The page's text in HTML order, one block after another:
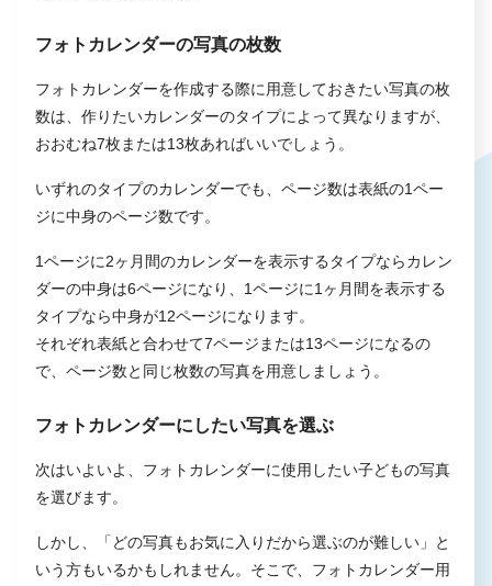
フォトカレンダーの写真の枚数
フォトカレンダーを作成する際に用意しておきたい写真の枚
数は、作りたいカレンダーのタイプによって異なりますが、
おおむね7枚または13枚あればいいでしょう。
いずれのタイプのカレンダーでも、ページ数は表紙の1ペー
ジに中身のページ数です。
1ページに2ヶ月間のカレンダーを表示するタイプならカレン
ダーの中身は6ページになり、1ページに1ヶ月間を表示する
タイプなら中身が12ページになります。
それぞれ表紙と合わせて7ページまたは13ページになるの
で、ページ数と同じ枚数の写真を用意しましょう。
フォトカレンダーにしたい写真を選ぶ
次はいよいよ、フォトカレンダーに使用したい子どもの写真
を選びます。
しかし、「どの写真もお気に入りだから選ぶのが難しい」と
いう方もいるかもしれません。そこで、フォトカレンダー用